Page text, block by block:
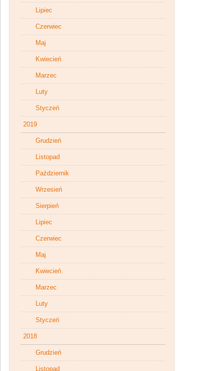
Lipiec
Czerwiec
Maj
Kwiecień
Marzec
Luty
Styczeń
2019
Grudzień
Listopad
Październik
Wrzesień
Sierpień
Lipiec
Czerwiec
Maj
Kwiecień
Marzec
Luty
Styczeń
2018
Grudzień
Listopad